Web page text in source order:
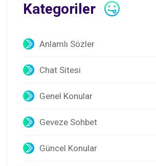
Kategoriler
Anlamlı Sözler
Chat Sitesi
Genel Konular
Geveze Sohbet
Güncel Konular